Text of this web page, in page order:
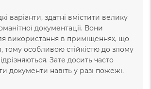
варіанти, здатні вмістити велику
документації. Вони
використання в приміщеннях, що
тому особливою стійкістю до злому
Зате досить часто
документи навіть у разі пожежі.